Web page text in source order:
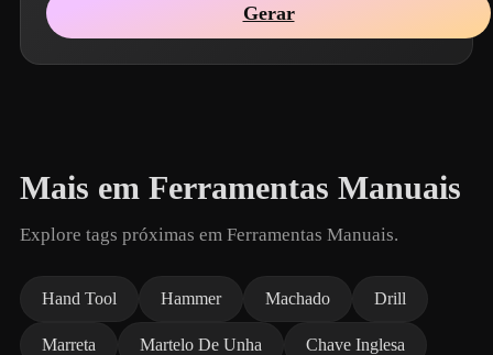
Gerar
Mais em Ferramentas Manuais
Explore tags próximas em Ferramentas Manuais.
Hand Tool Hammer Machado Drill
Marreta Martelo De Unha Chave Inglesa